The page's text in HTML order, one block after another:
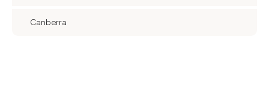
Canberra